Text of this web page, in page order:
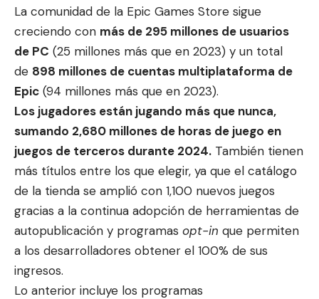
La comunidad de la Epic Games Store sigue
creciendo con más de 295 millones de usuarios
de PC (25 millones más que en 2023) y un total
de 898 millones de cuentas multiplataforma de
Epic (94 millones más que en 2023).
Los jugadores están jugando más que nunca,
sumando 2,680 millones de horas de juego en
juegos de terceros durante 2024. También tienen
más títulos entre los que elegir, ya que el catálogo
de la tienda se amplió con 1,100 nuevos juegos
gracias a la continua adopción de herramientas de
autopublicación y programas opt-in que permiten
a los desarrolladores obtener el 100% de sus
ingresos.
Lo anterior incluye los programas